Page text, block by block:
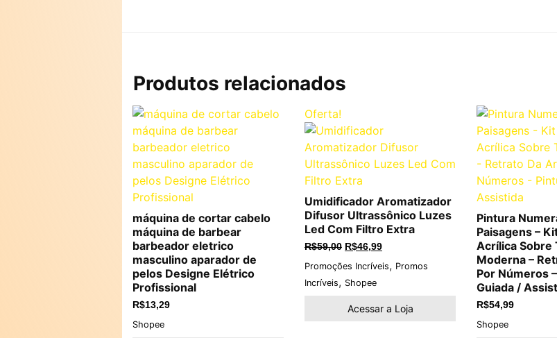
Produtos relacionados
máquina de cortar cabelo
máquina de barbear
barbeador eletrico
masculino aparador de
pelos Designe Elétrico
Profissional
R$13,29
Shopee
Oferta!
Umidificador Aromatizador
Difusor Ultrassônico Luzes
Led Com Filtro Extra
R$59,00
original
era:
R$59,00.
R$46,99
R$46,99.
Promoções Incríveis, Promos
Incríveis, Shopee
Acessar a Loja
Pintura
Paisagens –
Acrílica Sobre
Moderna –
Por Números
Guiada /
R$54,99
Shopee